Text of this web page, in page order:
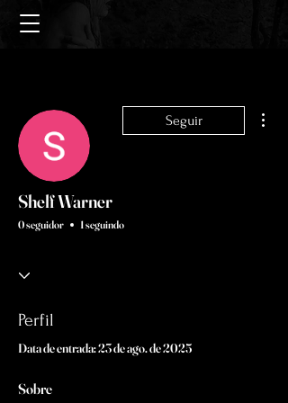
Seguir
Shelf Warner
0 seguidor 1 seguindo
Perfil
Data de entrada: 23 de ago. de 2025
Sobre